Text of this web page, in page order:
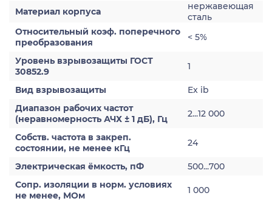
Материал корпуса
нержавеющая
сталь
Относительный коэф. поперечного
преобразования
< 5%
Уровень взрывозащиты ГОСТ
30852.9
1
Вид взрывозащиты
Ex ib
Диапазон рабочих частот
(неравномерность АЧХ ± 1 дБ), Гц
2...12 000
Собств. частота в закреп.
состоянии, не менее кГц
24
Электрическая ёмкость, пФ
500...700
Сопр. изоляции в норм. условиях
не менее, МОм
1 000